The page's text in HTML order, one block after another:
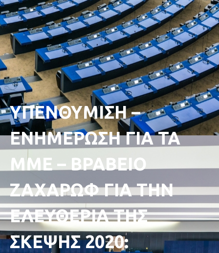
ΥΠΕΝΘΥΜΙΣΗ –
ΕΝΗΜΕΡΩΣΗ ΓΙΑ ΤΑ
ΜΜΕ – ΒΡΑΒΕΙΟ
ΖΑΧΑΡΩΦ ΓΙΑ ΤΗΝ
ΕΛΕΥΘΕΡΙΑ ΤΗΣ
ΣΚΕΨΗΣ 2020: